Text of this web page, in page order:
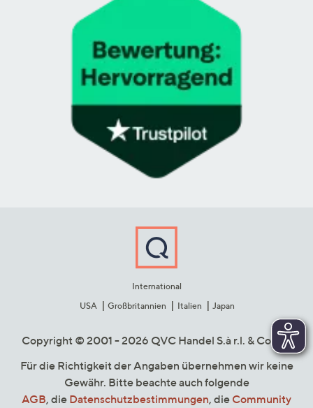
International
USA
Großbritannien Italien Japan
Copyright © 2001 - 2026 QVC Handel S.à r.l. & Co. KG
Für die Richtigkeit der Angaben übernehmen wir keine
Gewähr. Bitte beachte auch folgende
AGB, die Datenschutzbestimmungen, die Community